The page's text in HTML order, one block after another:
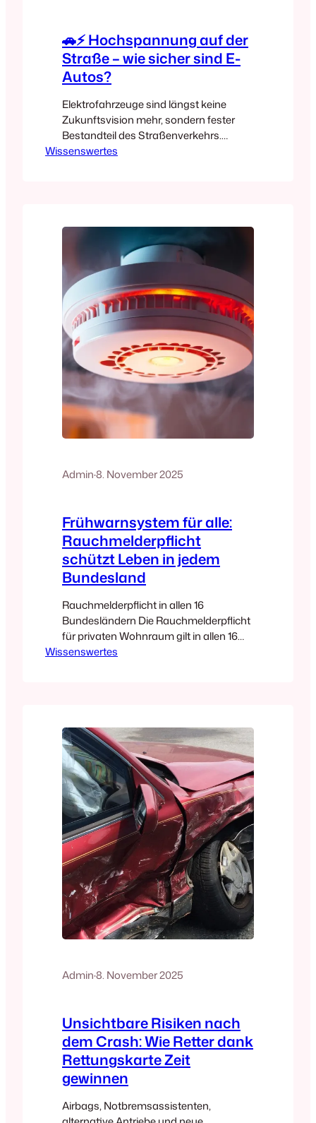
🚗⚡ Hochspannung auf der
Straße – wie sicher sind E-
Autos?
Elektrofahrzeuge sind längst keine
Zukunftsvision mehr, sondern fester
Bestandteil des Straßenverkehrs.
Immer mehr Autofahrer steigen auf E-
auch Sicherheitsfragen stärker in den
Fokus: Wie gefährlich ist die Hochvolt-
Technik wirklich? Und worauf müssen
Einsatzkräfte im Ernstfall achten?
🔒 Sicher im Alltag – durchdachte…
Wissenswertes
Admin·8. November 2025
Frühwarnsystem für alle:
Rauchmelderpflicht
schützt Leben in jedem
Bundesland
Rauchmelderpflicht in allen 16
Bundesländern Die Rauchmelderpflicht
für privaten Wohnraum gilt in allen 16
Bundesländern. Sie gilt für vermieteten
sowie zur Rauchmelder-Installation und
Rauchmelder-Wartung. Die
Rauchmelderpflicht gilt in allen
Bundesländern bei Neu-und
Umbauten. Seit 31. Dezember
2023 müssen auch die…
Wissenswertes
Admin·8. November 2025
Unsichtbare Risiken nach
dem Crash: Wie Retter dank
Rettungskarte Zeit
gewinnen
Airbags, Notbremsassistenten,